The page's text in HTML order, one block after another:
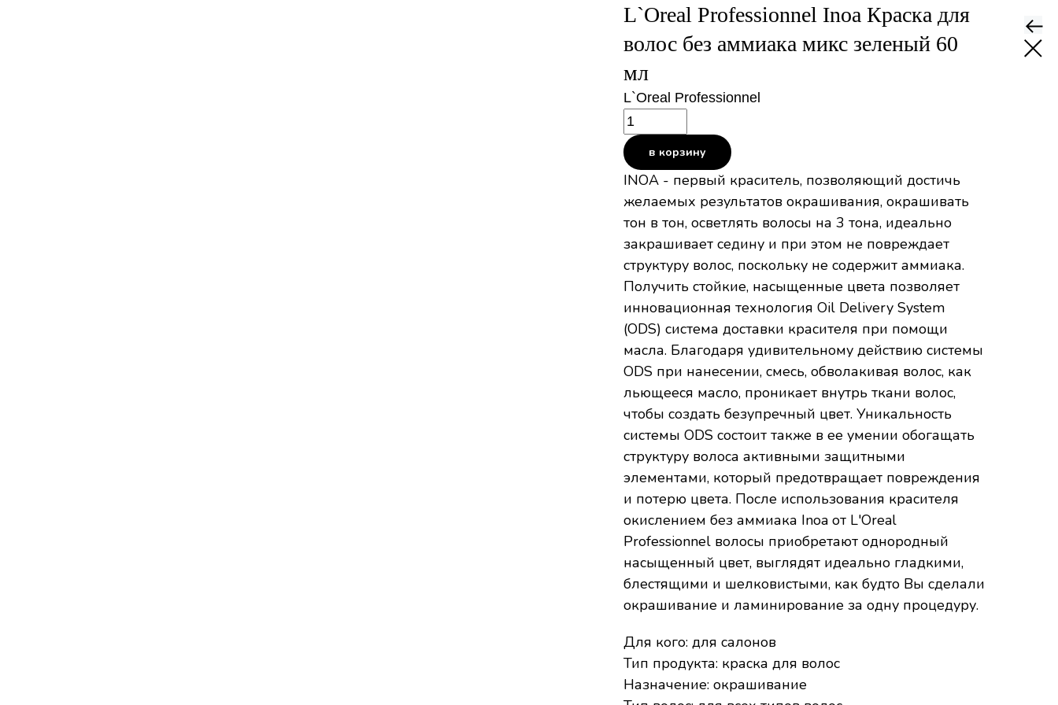
L`Oreal Professionnel Inoa Краска для
волос без аммиака микс зеленый 60
мл
L`Oreal Professionnel
в корзину
INOA - первый краситель, позволяющий достичь
желаемых результатов окрашивания, окрашивать
тон в тон, осветлять волосы на 3 тона, идеально
закрашивает седину и при этом не повреждает
структуру волос, поскольку не содержит аммиака.
Получить стойкие, насыщенные цвета позволяет
инновационная технология Oil Delivery System
(ODS) система доставки красителя при помощи
масла. Благодаря удивительному действию системы
ODS при нанесении, смесь, обволакивая волос, как
льющееся масло, проникает внутрь ткани волос,
чтобы создать безупречный цвет. Уникальность
системы ODS состоит также в ее умении обогащать
структуру волоса активными защитными
элементами, который предотвращает повреждения
и потерю цвета. После использования красителя
окислением без аммиака Inoa от L'Oreal
Professionnel волосы приобретают однородный
насыщенный цвет, выглядят идеально гладкими,
блестящими и шелковистыми, как будто Вы сделали
окрашивание и ламинирование за одну процедуру.
Для кого: для салонов
Тип продукта: краска для волос
Назначение: окрашивание